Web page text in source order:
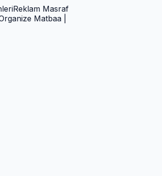
Masraf
Matbaa |